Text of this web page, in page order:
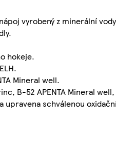
vyrobený z minerální
hokeje.
Mineral well.
B-52 APENTA Mineral
upravena schválenou